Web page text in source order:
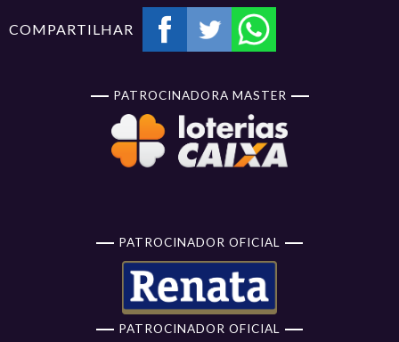
COMPARTILHAR
PATROCINADORA MASTER
PATROCINADOR OFICIAL
PATROCINADOR OFICIAL